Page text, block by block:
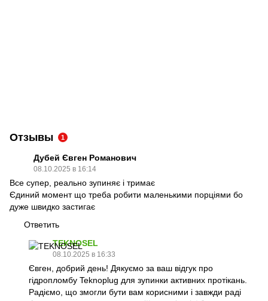
Отзывы 1
Дубей Євген Романович
08.10.2025 в 16:14
Все супер, реально зупиняє і тримає
Єдиний момент що треба робити маленькими порціями бо
дуже швидко застигає
Ответить
TEKNOSEL
08.10.2025 в 16:33
Євген, добрий день! Дякуємо за ваш відгук про
гідропломбу Teknoplug для зупинки активних протікань.
Радіємо, що змогли бути вам корисними і завжди раді